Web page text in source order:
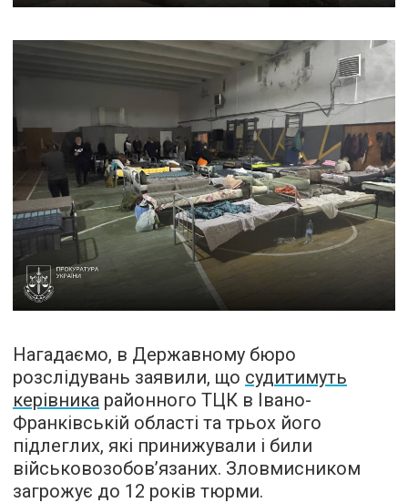
Нагадаємо, в Державному бюро
розслідувань заявили, що судитимуть
керівника районного ТЦК в Івано-
Франківській області та трьох його
підлеглих, які принижували і били
військовозобов’язаних. Зловмисником
загрожує до 12 років тюрми.